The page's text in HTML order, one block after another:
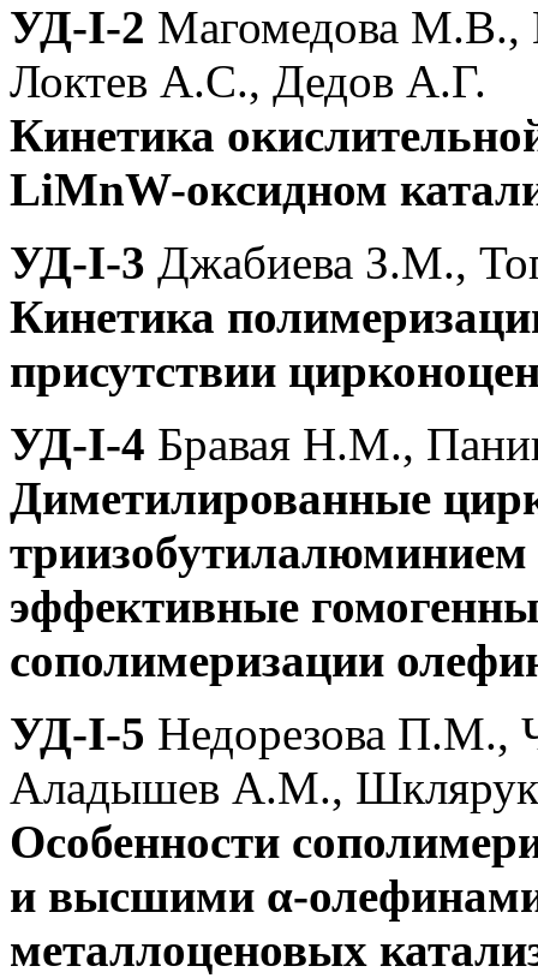
УД-I-2 Магомедова
Локтев А.С., Дедов А.Г.
Кинетика
LiMnW-оксидном
УД-I-3 Джабиева З.М.,
Кинетика
присутствии
УД-I-4 Бравая Н.М.,
Диметилированные
триизобутилалюминием
эффективные
сополимеризации
УД-I-5 Недорезова П.М.,
Аладышев А.М.,
Особенности
и высшими α-
металлоценовых